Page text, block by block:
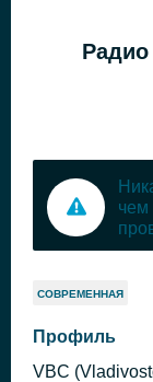
чем
СОВРЕМЕННАЯ
Профиль
VBC